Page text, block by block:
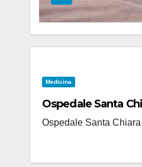
Medicina
Ospedale Santa
Ospedale Santa